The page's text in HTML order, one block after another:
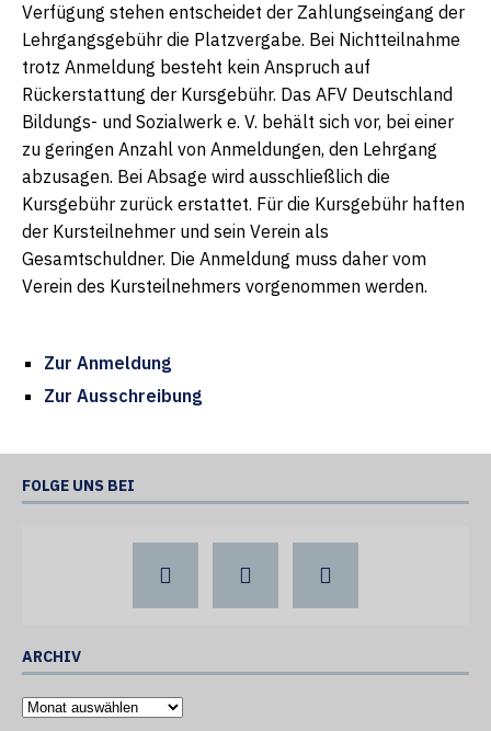
Verfügung stehen entscheidet der Zahlungseingang der
Lehrgangsgebühr die Platzvergabe. Bei Nichtteilnahme
trotz Anmeldung besteht kein Anspruch auf
Rückerstattung der Kursgebühr. Das AFV Deutschland
Bildungs- und Sozialwerk e. V. behält sich vor, bei einer
zu geringen Anzahl von Anmeldungen, den Lehrgang
abzusagen. Bei Absage wird ausschließlich die
Kursgebühr zurück erstattet. Für die Kursgebühr haften
der Kursteilnehmer und sein Verein als
Gesamtschuldner. Die Anmeldung muss daher vom
Verein des Kursteilnehmers vorgenommen werden.
Zur Anmeldung
Zur Ausschreibung
FOLGE UNS BEI
ARCHIV